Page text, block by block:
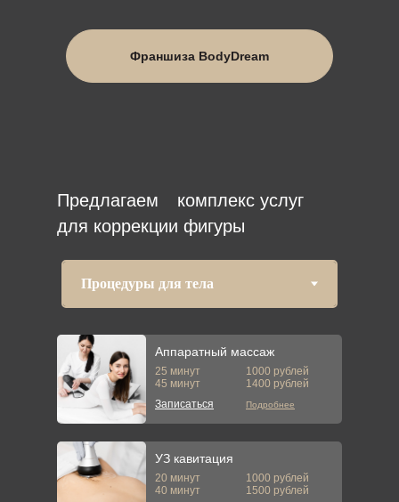
Франшиза BodyDream
Предлагаем
комплекс услуг
для коррекции фигуры
Аппаратный массаж
25 минут 1000 рублей
Записаться Подробнее
УЗ кавитация
20 минут 1000 рублей
1400 рублей
45 минут
1500 рублей
40 минут